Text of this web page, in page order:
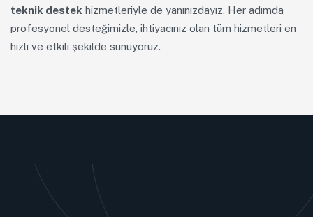
teknik destek hizmetleriyle de yanınızdayız. Her adımda
profesyonel desteğimizle, ihtiyacınız olan tüm hizmetleri en
hızlı ve etkili şekilde sunuyoruz.